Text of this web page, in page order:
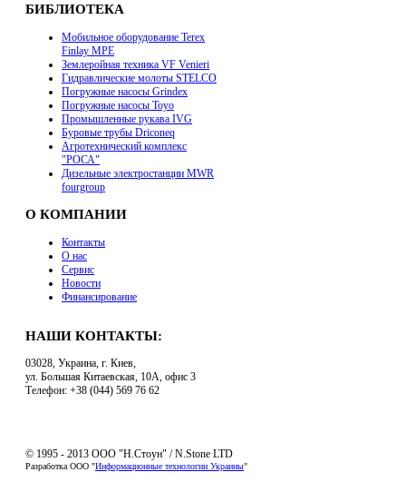
БИБЛИОТЕКА
Мобильное оборудование Terex
Finlay MPE
Землеройная техника VF Venieri
Гидравлические молоты STELCO
Погружные насосы Grindex
Погружные насосы Toyo
Промышленные рукава IVG
Буровые трубы Driconeq
Агротехнический комплекс
"РОСА"
Дизельные электростанции MWR
fourgroup
О КОМПАНИИ
Контакты
О нас
Сервис
Новости
Финансирование
НАШИ КОНТАКТЫ:
03028, Украина, г. Киев,
ул. Большая Китаевская, 10А, офис 3
Телефон: +38 (044) 569 76 62
© 1995 - 2013 ООО "Н.Стоун" / N.Stone LTD
Разработка ООО "Информационные технологии Украины"